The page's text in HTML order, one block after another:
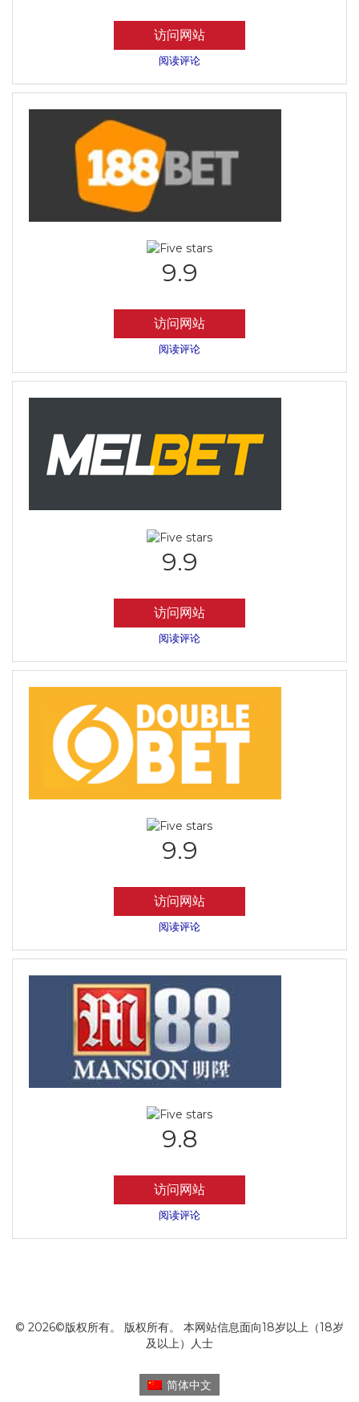
访问网站
阅读评论
9.9
访问网站
阅读评论
9.9
访问网站
阅读评论
9.9
访问网站
阅读评论
9.8
访问网站
阅读评论
© 2026©版权所有。 版权所有。 本网站信息面向18岁以上（18岁
及以上）人士
简体中文